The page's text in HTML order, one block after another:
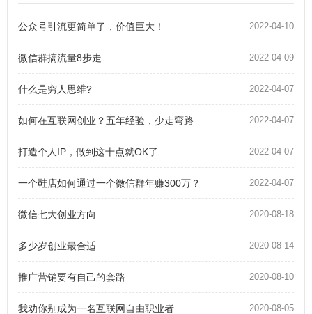
2022-04-10
公众号引流更简单了，价值巨大！
2022-04-09
微信群搞流量8步走
2022-04-07
什么是穷人思维?
2022-04-07
如何在互联网创业？五年经验，少走弯路
2022-04-07
打造个人IP，做到这十点就OK了
2022-04-07
一个鞋店如何通过一个微信群年赚300万？
2020-08-18
微信七大创业方向
2020-08-14
多少岁创业最合适
2020-08-10
推广营销要有自己的套路
2020-08-05
我劝你别成为一名互联网自由职业者